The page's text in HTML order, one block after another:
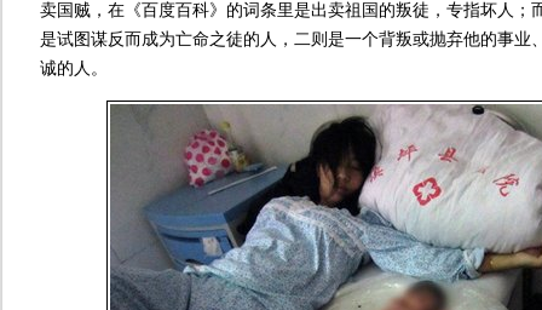
卖国贼，在《百度百科》的词条里是出卖祖国的叛徒，专指坏人；
是试图谋反而成为亡命之徒的人，二则是一个背叛或抛弃他的事业
诚的人。